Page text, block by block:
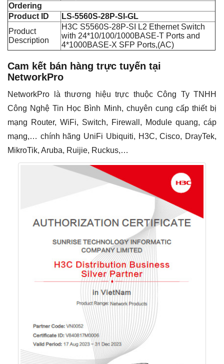
Ordering
Product ID
LS-5560S-28P-SI-GL
Product
Description
H3C S5560S-28P-SI L2 Ethernet Switch
with 24*10/100/1000BASE-T Ports and
4*1000BASE-X SFP Ports,(AC)
Cam kết bán hàng trực tuyến tại
NetworkPro
NetworkPro là thương hiệu trực thuộc Công Ty TNHH
Công Nghệ Tin Học Bình Minh, chuyên cung cấp thiết bị
mạng Router, WiFi, Switch, Firewall, Module quang, cáp
mạng,… chính hãng UniFi Ubiquiti, H3C, Cisco, DrayTek,
MikroTik, Aruba, Ruijie, Ruckus,…